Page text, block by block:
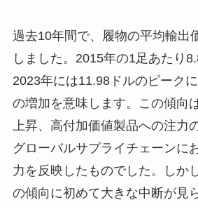
過去10年間で、履物の平均輸出
しました。2015年の1足あたり
2023年には11.98ドルのピーク
の増加を意味します。この傾向
上昇、高付加価値製品への注力
グローバルサプライチェーンに
力を反映したものでした。しか
の傾向に初めて大きな中断が見